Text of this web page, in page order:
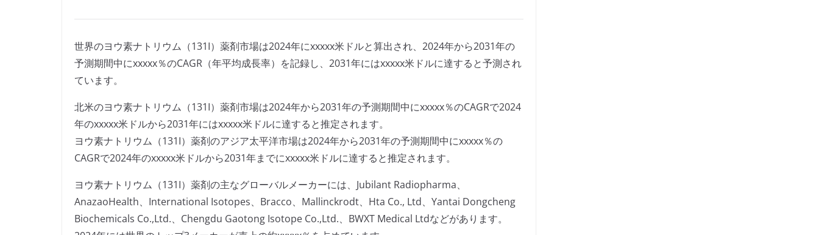
世界のヨウ素ナトリウム（131I）薬剤市場は2024年にxxxxx米ドルと算出され、2024年から2031年の
予測期間中にxxxxx％のCAGR（年平均成長率）を記録し、2031年にはxxxxx米ドルに達すると予測され
ています。
北米のヨウ素ナトリウム（131I）薬剤市場は2024年から2031年の予測期間中にxxxxx％のCAGRで2024
年のxxxxx米ドルから2031年にはxxxxx米ドルに達すると推定されます。
ヨウ素ナトリウム（131I）薬剤のアジア太平洋市場は2024年から2031年の予測期間中にxxxxx％の
CAGRで2024年のxxxxx米ドルから2031年までにxxxxx米ドルに達すると推定されます。
ヨウ素ナトリウム（131I）薬剤の主なグローバルメーカーには、Jubilant Radiopharma、
AnazaoHealth、International Isotopes、Bracco、Mallinckrodt、Hta Co., Ltd、Yantai Dongcheng
Biochemicals Co.,Ltd.、Chengdu Gaotong Isotope Co.,Ltd.、BWXT Medical Ltdなどがあります。